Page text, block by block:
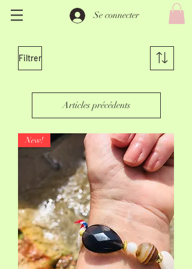
Se connecter
Filtrer
Articles précédents
New!